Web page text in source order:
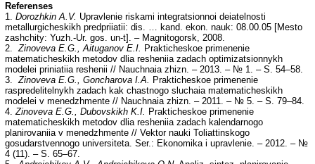
Referenses
1. Dorozhkin A.V. Upravlenie riskami integratsionnoi deiatelnosti
metallurgicheskikh predpriiatii: dis. … kand. ekon. nauk: 08.00.05 [Mesto
zashchity: Yuzh.-Ur. gos. un-t]. – Magnitogorsk, 2008.
2.Zinoveva E.G., Aituganov E.I. Prakticheskoe primenenie
matematicheskikh metodov dlia resheniia zadach optimizatsionnykh
modelei priniatiia reshenii // Nauchnaia zhizn. – 2013. – № 1. – S. 54–58.
3.Zinoveva E.G., Goncharova I.A. Prakticheskoe primenenie
raspredelitelnykh zadach kak chastnogo sluchaia matematicheskikh
modelei v menedzhmente // Nauchnaia zhizn. – 2011. – № 5. – S. 79–84.
4.Zinoveva E.G., Dubovskikh K.I. Prakticheskoe primenenie
matematicheskikh metodov dlia resheniia zadach kalendarnogo
planirovaniia v menedzhmente // Vektor nauki Toliattinskogo
gosudarstvennogo universiteta. Ser.: Ekonomika i upravlenie. – 2012. – №
4 (11). – S. 65–67.